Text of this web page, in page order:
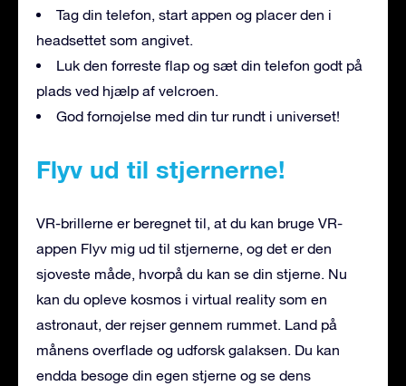
Tag din telefon, start appen og placer den i
headsettet som angivet.
Luk den forreste flap og sæt din telefon godt på
plads ved hjælp af velcroen.
God fornøjelse med din tur rundt i universet!
Flyv ud til stjernerne!
VR-brillerne er beregnet til, at du kan bruge VR-
appen Flyv mig ud til stjernerne, og det er den
sjoveste måde, hvorpå du kan se din stjerne. Nu
kan du opleve kosmos i virtual reality som en
astronaut, der rejser gennem rummet. Land på
månens overflade og udforsk galaksen. Du kan
endda besøge din egen stjerne og se dens